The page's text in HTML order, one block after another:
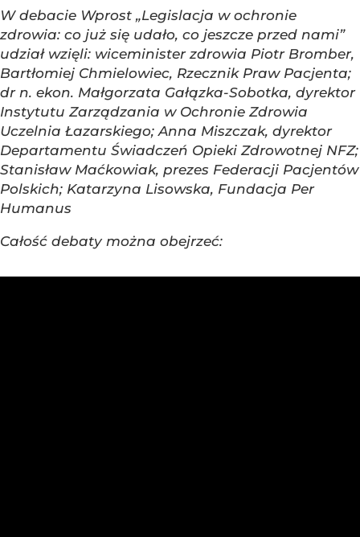
W debacie Wprost „Legislacja w ochronie
zdrowia: co już się udało, co jeszcze przed nami”
udział wzięli: wiceminister zdrowia Piotr Bromber,
Bartłomiej Chmielowiec, Rzecznik Praw Pacjenta;
dr n. ekon. Małgorzata Gałązka-Sobotka, dyrektor
Instytutu Zarządzania w Ochronie Zdrowia
Uczelnia Łazarskiego; Anna Miszczak, dyrektor
Departamentu Świadczeń Opieki Zdrowotnej NFZ;
Stanisław Maćkowiak, prezes Federacji Pacjentów
Polskich; Katarzyna Lisowska, Fundacja Per
Humanus
Całość debaty można obejrzeć: